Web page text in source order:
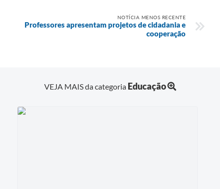
NOTÍCIA MENOS RECENTE
Professores apresentam projetos de cidadania e
cooperação
VEJA MAIS da categoria Educação